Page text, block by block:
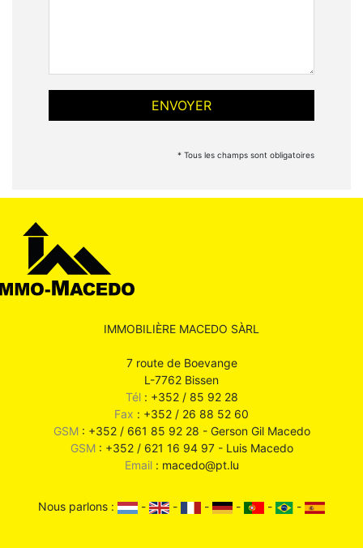
* Tous les champs sont obligatoires
IMMOBILIÈRE MACEDO SÀRL
7 route de Boevange
L-7762 Bissen
Tél: +352 / 85 92 28
Fax : +352 / 26 88 52 60
GSM: +352 / 661 85 92 28 - Gerson Gil Macedo
GSM: +352 / 621 16 94 97 - Luis Macedo
Email: macedo@pt.lu
Nous parlons : - - - - - -